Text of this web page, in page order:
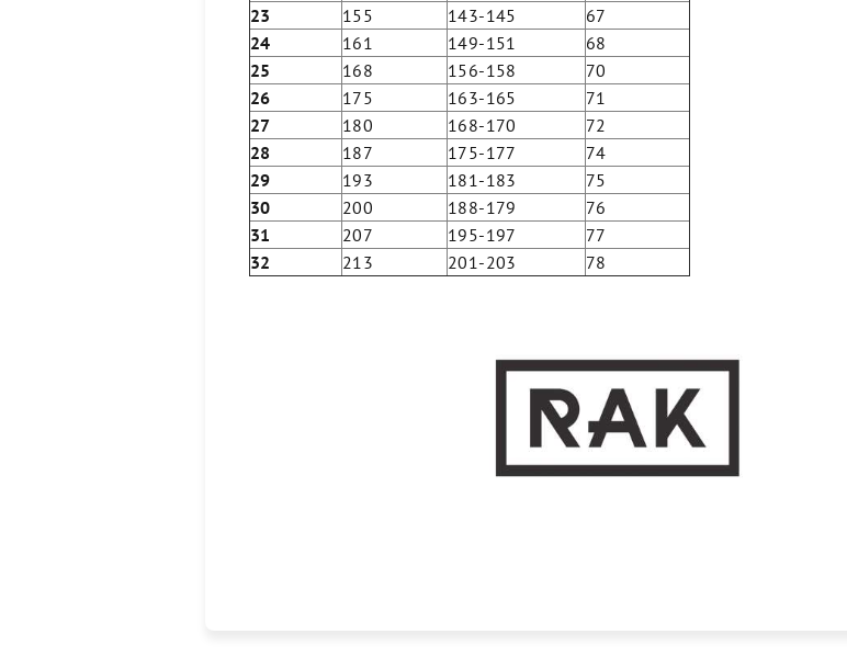
23
155 143-145
67
24
161 149-151
68
25
168 156-158
70
26
175 163-165
71
27
180 168-170
72
28
187 175-177
74
29
193 181-183
75
30
200 188-179
76
31
207 195-197
77
32
213 201-203 78